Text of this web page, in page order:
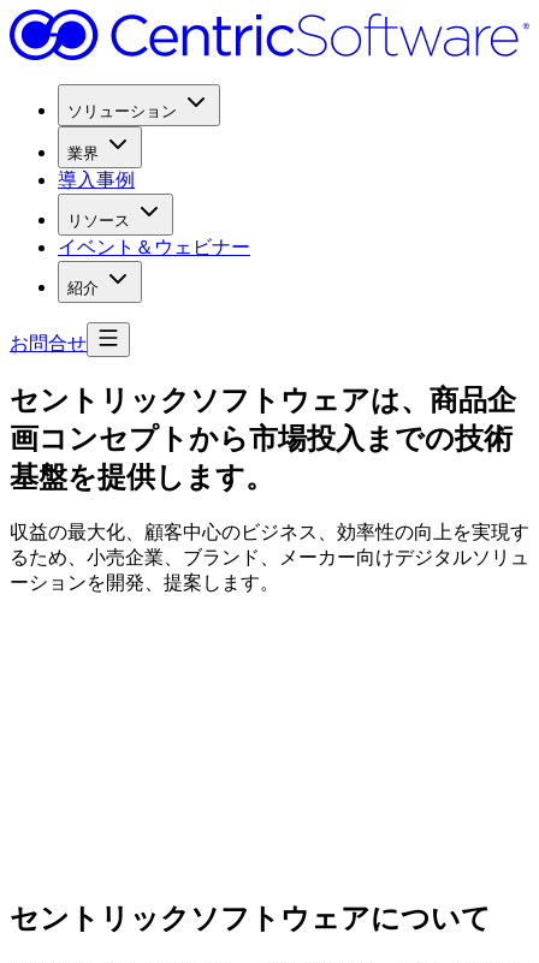
ソリューション
業界
導入事例
リソース
イベント＆ウェビナー
紹介
お問合せ
セントリックソフトウェアは、 商品企
画コンセプトから市場投入までの技術
基盤を提供します。
収益の最大化、顧客中心のビジネス、効率性の向上を実現す
るため、小売企業、ブランド、メーカー向けデジタルソリュ
ーションを開発、提案します。
セントリックソフトウェアについて